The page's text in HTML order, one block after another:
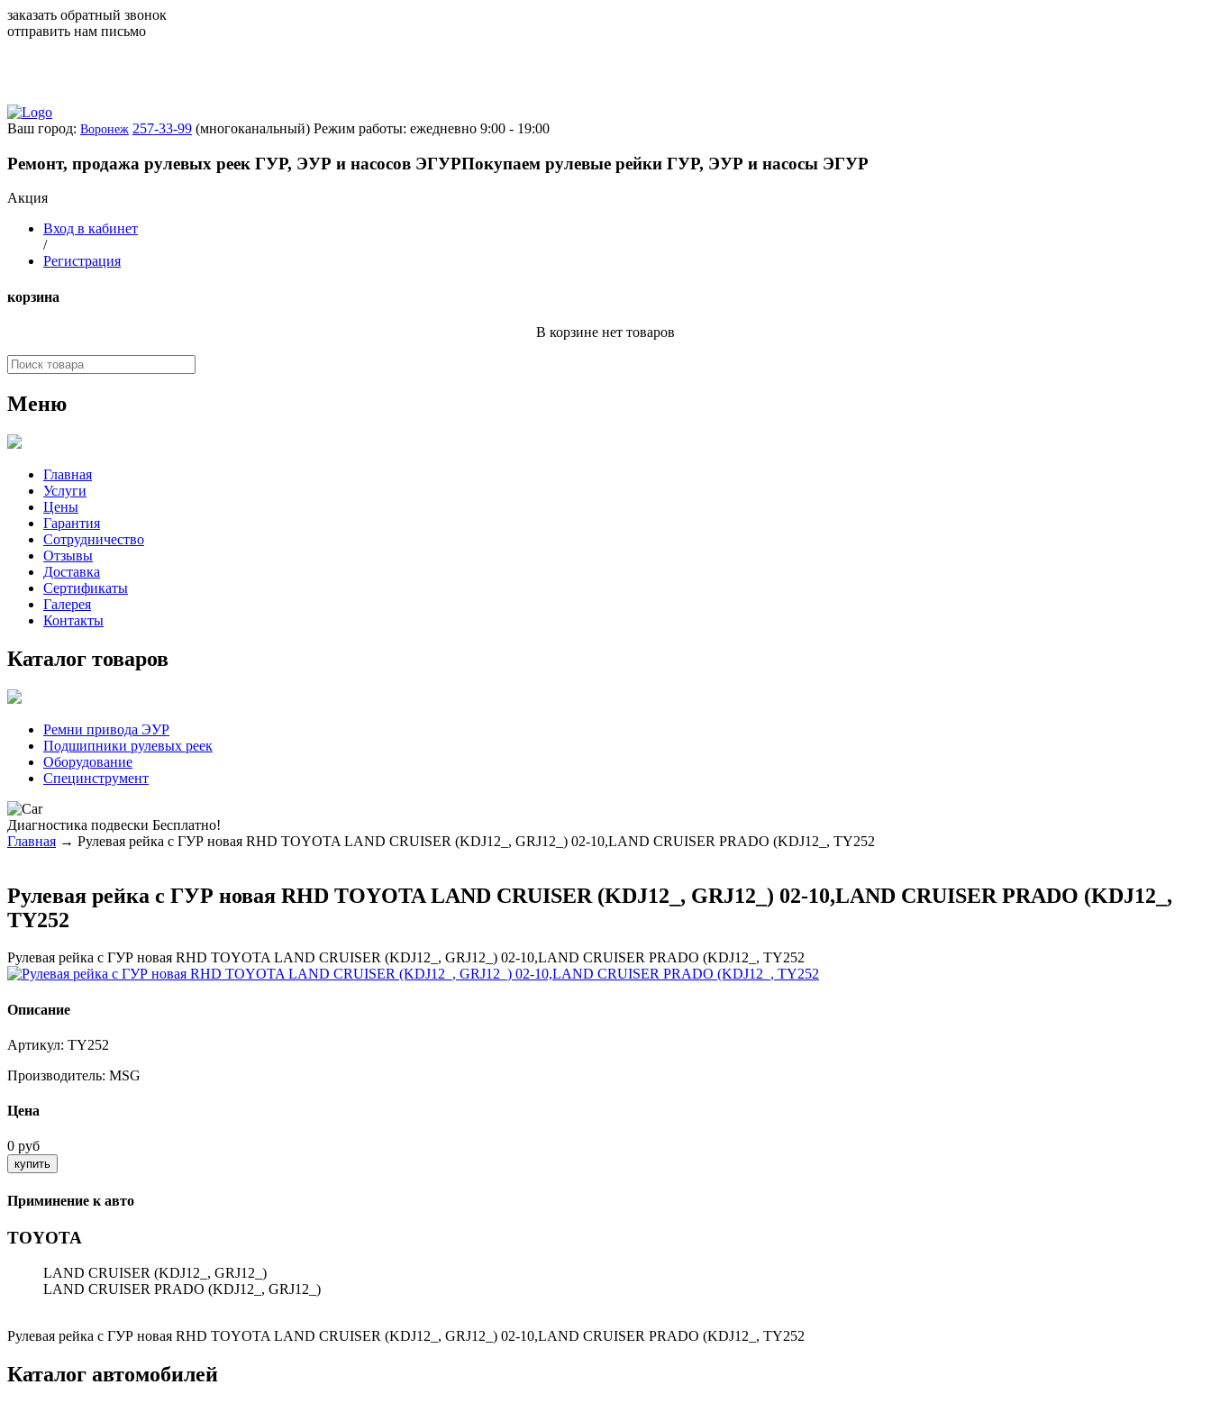
заказать обратный звонок
отправить нам письмо
Ваш город: Воронеж 257-33-99 (многоканальный) Режим работы: ежедневно 9:00 - 19:00
Ремонт, продажа рулевых реек ГУР, ЭУР и насосов ЭГУРПокупаем рулевые рейки ГУР, ЭУР и насосы ЭГУР
Акция
Вход в кабинет
/
Регистрация
корзина
В корзине нет товаров
Меню
Главная
Услуги
Цены
Гарантия
Сотрудничество
Отзывы
Доставка
Сертификаты
Галерея
Контакты
Каталог товаров
Ремни привода ЭУР
Подшипники рулевых реек
Оборудование
Специнструмент
Диагностика подвески Бесплатно!
Главная → Рулевая рейка с ГУР новая RHD TOYOTA LAND CRUISER (KDJ12_, GRJ12_) 02-10,LAND CRUISER PRADO (KDJ12_, TY252
Рулевая рейка с ГУР новая RHD TOYOTA LAND CRUISER (KDJ12_, GRJ12_) 02-10,LAND CRUISER PRADO (KDJ12_,
TY252
Рулевая рейка с ГУР новая RHD TOYOTA LAND CRUISER (KDJ12_, GRJ12_) 02-10,LAND CRUISER PRADO (KDJ12_, TY252
Описание
Артикул: TY252
Производитель: MSG
Цена
0 руб
Приминение к авто
TOYOTA
LAND CRUISER PRADO (KDJ12_, GRJ12_)
Рулевая рейка с ГУР новая RHD TOYOTA LAND CRUISER (KDJ12_, GRJ12_) 02-10,LAND CRUISER PRADO (KDJ12_, TY252
Каталог автомобилей